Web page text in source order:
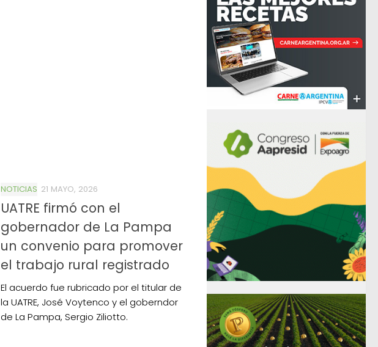
NOTICIAS 21 MAYO, 2026
UATRE firmó con el
gobernador de La Pampa
un convenio para promover
el trabajo rural registrado
El acuerdo fue rubricado por el titular de
la UATRE, José Voytenco y el goberndor
de La Pampa, Sergio Ziliotto.